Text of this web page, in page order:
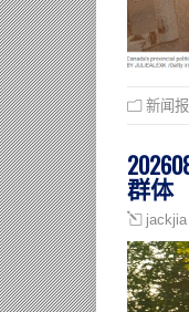
新闻
群体
jackjia